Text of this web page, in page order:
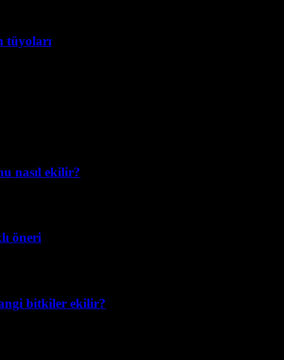
tüyoları
nasıl ekilir?
öneri
bitkiler ekilir?